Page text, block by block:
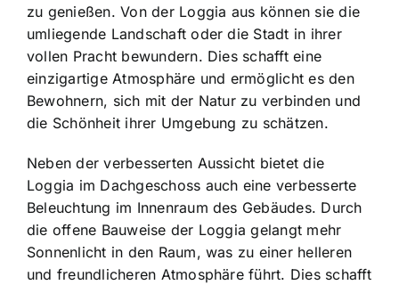
zu genießen. Von der Loggia aus können sie die
umliegende Landschaft oder die Stadt in ihrer
vollen Pracht bewundern. Dies schafft eine
einzigartige Atmosphäre und ermöglicht es den
Bewohnern, sich mit der Natur zu verbinden und
die Schönheit ihrer Umgebung zu schätzen.
Neben der verbesserten Aussicht bietet die
Loggia im Dachgeschoss auch eine verbesserte
Beleuchtung im Innenraum des Gebäudes. Durch
die offene Bauweise der Loggia gelangt mehr
Sonnenlicht in den Raum, was zu einer helleren
und freundlicheren Atmosphäre führt. Dies schafft